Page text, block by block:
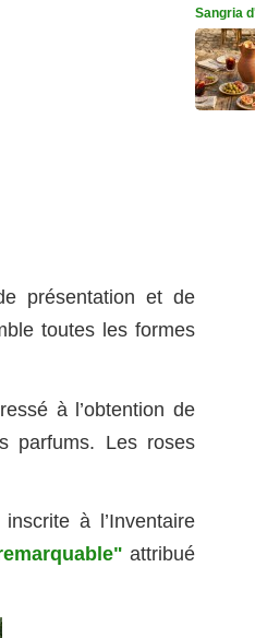
présentation et de
toutes les formes
à l’obtention de
parfums. Les roses
à l’Inventaire
attribué
Sangria